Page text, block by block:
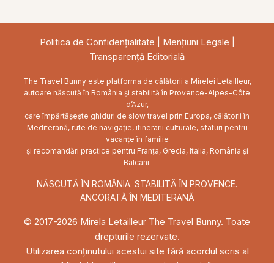
Politica de Confidențialitate Mențiuni Legale
Transparență Editorială
The Travel Bunny este platforma de călătorii a Mirelei Letailleur,
autoare născută în România și stabilită în Provence-Alpes-Côte
d’Azur,
care împărtășește ghiduri de slow travel prin Europa, călătorii în
Mediterană, rute de navigație, itinerarii culturale, sfaturi pentru
vacanțe în familie
și recomandări practice pentru Franța, Grecia, Italia, România și
Balcani.
NĂSCUTĂ ÎN ROMÂNIA. STABILITĂ ÎN PROVENCE.
ANCORATĂ ÎN MEDITERANĂ
© 2017-2026 Mirela Letailleur The Travel Bunny. Toate
drepturile rezervate.
Utilizarea conținutului acestui site fără acordul scris al